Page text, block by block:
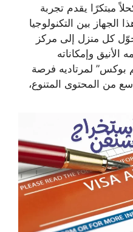
مبتكرًا يقدم تجربة
بين التكنولوجيا
كل منزل إلى مركز
وإمكاناته
بوكس” لمرتاديه فرصة
من المحتوى المتنوع،